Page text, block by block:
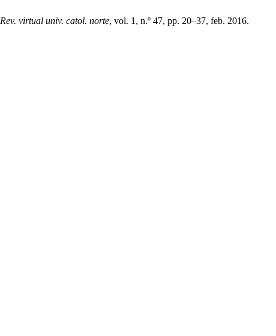
Rev. virtual univ. catol. norte, vol. 1, n.º 47, pp. 20–37, feb. 2016.